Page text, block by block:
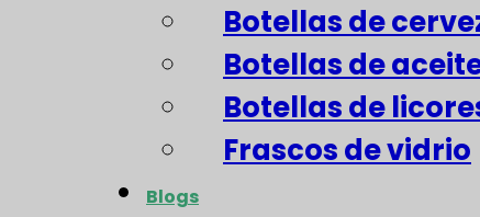
Botellas de
Botellas de
Botellas de
Frascos de vidrio
Blogs